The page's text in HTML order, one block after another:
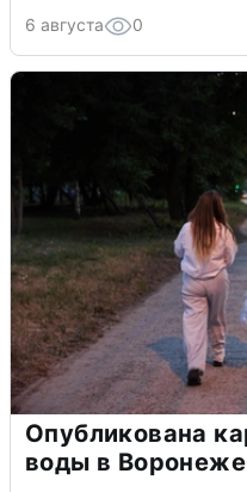
6 августа 0
Опубликована
воды в Воронеже